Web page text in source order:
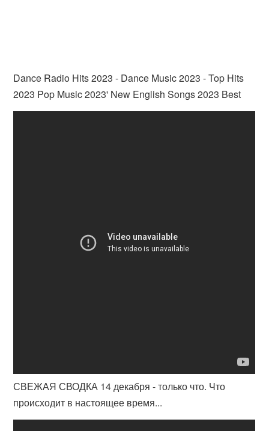
Dance Radio Hits 2023 - Dance Music 2023 - Top Hits
2023 Pop Music 2023' New English Songs 2023 Best
СВЕЖАЯ СВОДКА 14 декабря - только что. Что
происходит в настоящее время...